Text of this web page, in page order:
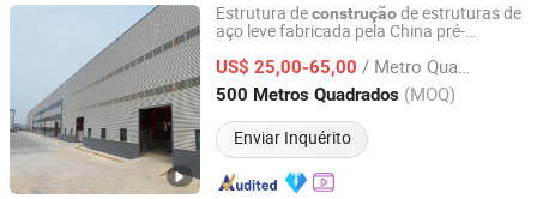
Estrutura deconstruçãode estruturas de
aço leve fabricada pela China pré-
da fábrica
US$ 25,00-65,00 / Metro Quadrado
500 Metros Quadrados (MOQ)
Enviar Inquérito
Qingdao Taiwei Steel Structure Co., Ltd.
Shandong, China Desde 2017